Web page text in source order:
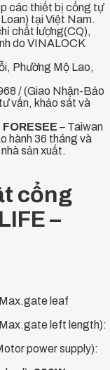
các thiết bị cổng tự
tại Việt Nam.
chất lượng(CQ),
do VINALOCK
Phường Mộ Lao,
/ (Giao Nhận-Bảo
vấn, khảo sát và
– Taiwan
hành 36 tháng và
sản xuất.
cổng
–
leaf
left length):
power supply):